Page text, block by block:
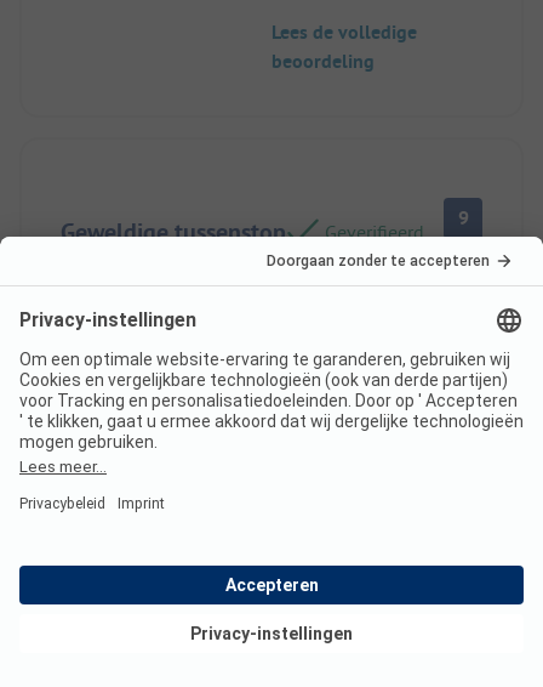
Lees de volledige
beoordeling
Geweldige tussenstop
Geverifieerd
9
Kathrin M Staanplaats
Gezin
Deze recensie is automatisch vertaald.
Originele
beoordeling weergevenBekijk deals